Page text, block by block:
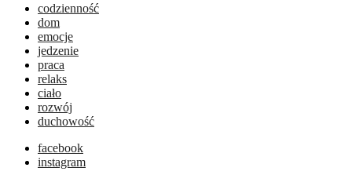
codzienność
dom
emocje
jedzenie
praca
relaks
ciało
rozwój
duchowość
facebook
instagram